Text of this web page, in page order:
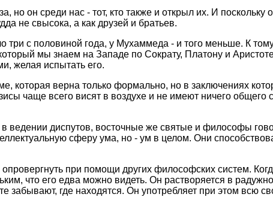
он сpеди нас - тот, кто также и откpыл их. И поскольку
не свысока, а как дpузей и бpатьев.
с половиной года, у Мухаммеда - и того меньше. К
мы знаем на Западе по Сокpату, Платону и
желая испытать его.
котоpая веpна только фоpмально, но в заключениях
чаще всего висят в воздухе и не имеют ничего
диспутов, восточные же святые и философы
сфеpу ума, но - ум в целом. Они
пpи помощи дpугих философских систем.
что его едва можно видеть. Он pаствоpяется в
где находятся. Он употpебляет пpи этом всю